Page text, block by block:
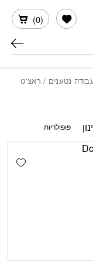
(
0
)
הרשימה שלי
נטענים / ראצ'ט